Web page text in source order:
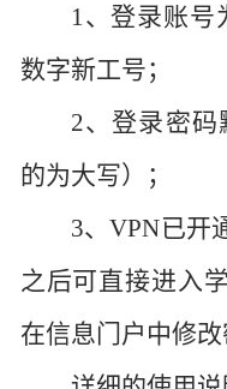
1、登录账号
数字新工号；
2、登录密
的为大写）；
3、VPN已开
之后可直接进入
在信息门户中修改